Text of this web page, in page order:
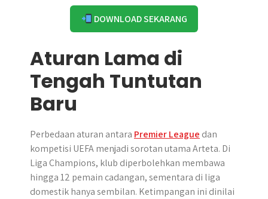
DOWNLOAD SEKARANG
Aturan Lama di
Tengah Tuntutan
Baru
Perbedaan aturan antara Premier League dan
kompetisi UEFA menjadi sorotan utama Arteta. Di
Liga Champions, klub diperbolehkan membawa
hingga 12 pemain cadangan, sementara di liga
domestik hanya sembilan. Ketimpangan ini dinilai